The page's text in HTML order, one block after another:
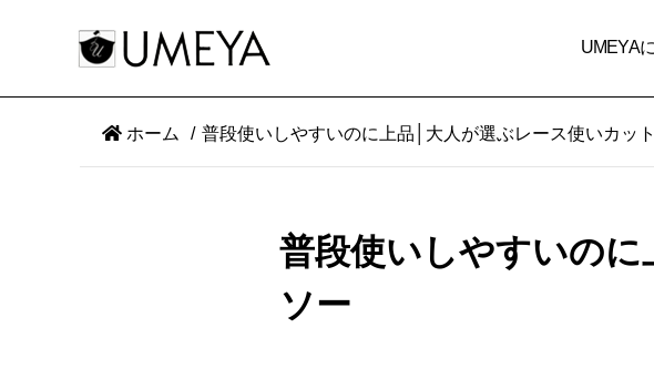
UMEYA
ホーム 普段使いしやすいのに上品│大人が選ぶレース使いカッ
普段使いしやすいの
ソー